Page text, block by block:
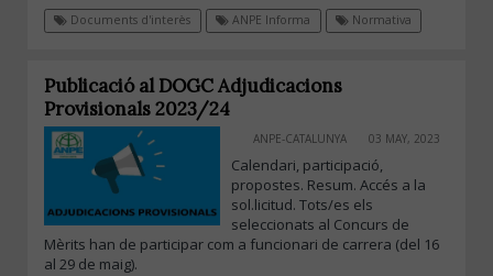
Documents d'interès ANPE Informa Normativa
Publicació al DOGC Adjudicacions
Provisionals 2023/24
ANPE-CATALUNYA 03 MAY, 2023
Calendari, participació,
propostes. Resum. Accés a la
sol.licitud. Tots/es els
seleccionats al Concurs de
Mèrits han de participar com a funcionari de carrera (del 16
al 29 de maig).